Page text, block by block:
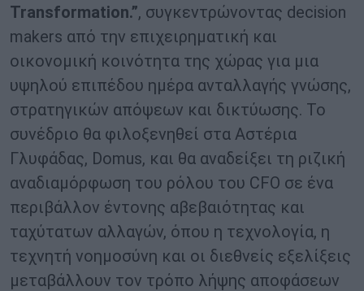
Transformation.”, συγκεντρώνοντας decision
makers από την επιχειρηματική και
οικονομική κοινότητα της χώρας για μια
υψηλού επιπέδου ημέρα ανταλλαγής γνώσης,
στρατηγικών απόψεων και δικτύωσης. Το
συνέδριο θα φιλοξενηθεί στα Αστέρια
Γλυφάδας, Domus, και θα αναδείξει τη ριζική
αναδιαμόρφωση του ρόλου του CFO σε ένα
περιβάλλον έντονης αβεβαιότητας και
ταχύτατων αλλαγών, όπου η τεχνολογία, η
τεχνητή νοημοσύνη και οι διεθνείς εξελίξεις
μεταβάλλουν τον τρόπο λήψης αποφάσεων